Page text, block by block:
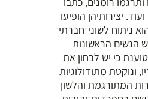
יצירותיהן הופיעו
ניתוח לשוני־חברתי־
הנשים הראשונות
כי יש לבחון את
ונוקטת מתודולוגיות
המתורגמת והלשון